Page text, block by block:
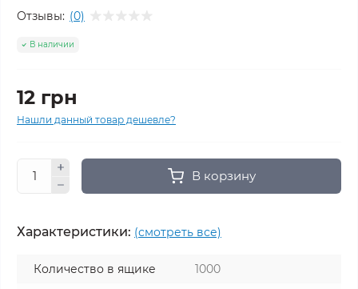
Отзывы: (0)
В наличии
12 грн
Нашли данный товар дешевле?
В корзину
Характеристики: (смотреть все)
Количество в ящике
1000